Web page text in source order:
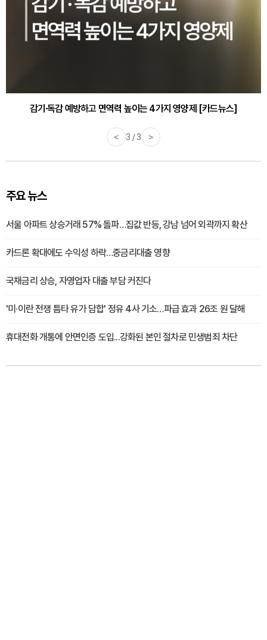
감기·독감 예방하고 면역력 높이는 4가지 영양제 [카드뉴스]
< 3 / 3 >
주요 뉴스
서울 아파트 상승거래 57% 돌파…집값 반등, 강남 넘어 외곽까지 확산
카드론 확대에도 수익성 하락…중금리대출 영향
국채금리 상승, 자영업자 대출 부담 커진다
'미·이란 전쟁 틈타 유가 담합' 정유 4사 기소…파급 효과 26조 원 달해
휴대전화 개통에 안면인증 도입...강화된 본인 절차로 민생범죄 차단